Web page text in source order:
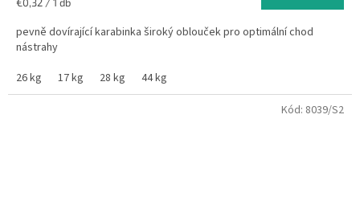
€0,32 / 1 db
pevně dovírající karabinka široký oblouček pro optimální chod
nástrahy
26 kg
17 kg 28 kg 44 kg
Kód: 8039/S2